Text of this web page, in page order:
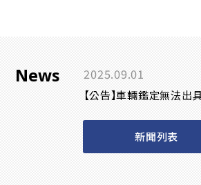
News 2025.09.01
【公告】車輛鑑定無法出
新聞列表